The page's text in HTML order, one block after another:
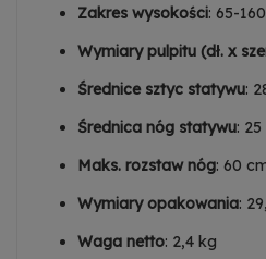
Zakres wysokości: 65-
Wymiary pulpitu (dł. x
Średnice sztyc statywu:
Średnica nóg statywu:
Maks. rozstaw nóg: 60
Wymiary opakowania:
Waga netto: 2,4 kg